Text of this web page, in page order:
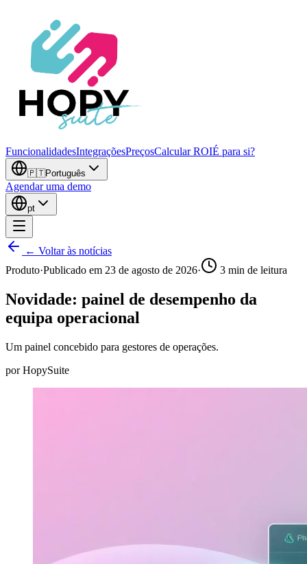
FuncionalidadesIntegraçõesPreçosCalcular ROIÉ para si?
🇵🇹Português
Agendar uma demo
pt
← Voltar às notícias
Produto·Publicado em 23 de agosto de 2026· 3 min de leitura
Novidade: painel de desempenho da
equipa operacional
Um painel concebido para gestores de operações.
por HopySuite